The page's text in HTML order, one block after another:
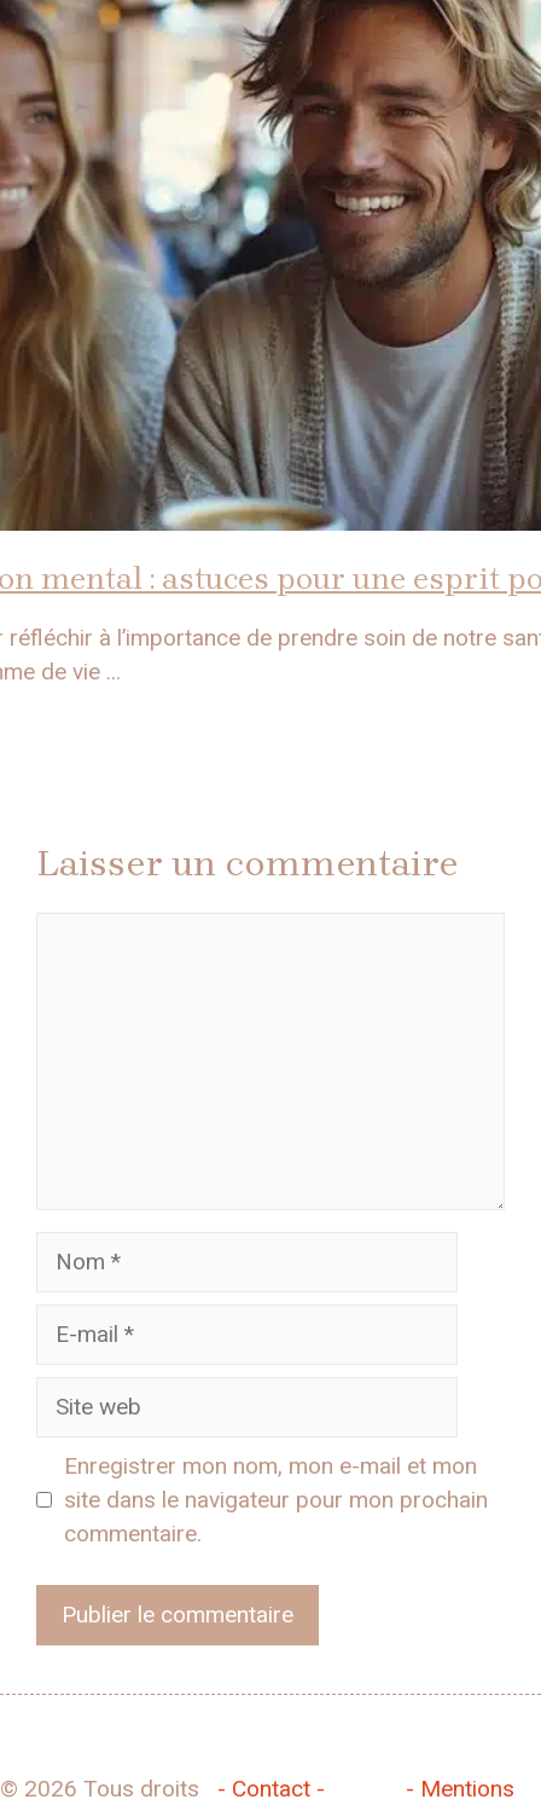
mental : astuces pour une esprit
à l’importance de prendre soin de notre
de vie ...
Laisser un commentaire
Nom
Site
Enregistrer mon nom, mon e-mail et mon
site dans le navigateur pour mon prochain
commentaire.
© 2026 Tous droits
- Contact -
- Mentions